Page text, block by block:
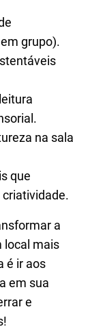
grupo).
na sala
que
a
local mais
é ir aos
em sua
e